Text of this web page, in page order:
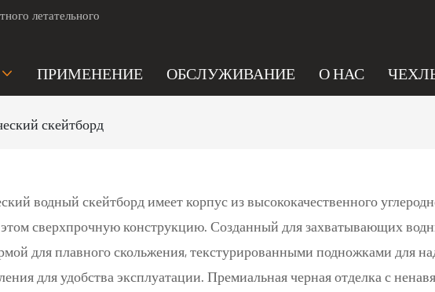
летательного
ПРИМЕНЕНИЕ ОБСЛУЖИВАНИЕ О НАС
скейтборд
водный скейтборд имеет корпус из высококачественного
сверхпрочную конструкцию. Созданный для захватывающих
для плавного скольжения, текстурированными подножками для
для удобства эксплуатации. Премиальная черная отделка с